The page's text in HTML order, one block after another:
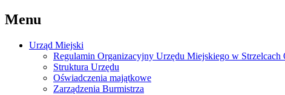
Menu
Urząd Miejski
Regulamin Organizacyjny Urzędu Miejskiego w Strzelcach
Struktura Urzędu
Oświadczenia majątkowe
Zarządzenia Burmistrza